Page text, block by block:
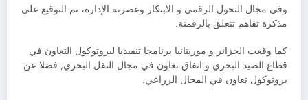
وفي مجال التحول الرقمي و الابتكار وعصرنة الإدارة، تم التوقيع على
مذكرة تفاهم تتعلق بالرقمنة.
كما وقعت الجزائر و موريتانيا برنامجا تنفيذيا لبروتوكول التعاون في
قطاع الصيد البحري و اتفاق تعاون في مجال النقل البحري, فضلا عن
بروتوكول تعاون في المجال الزراعي.